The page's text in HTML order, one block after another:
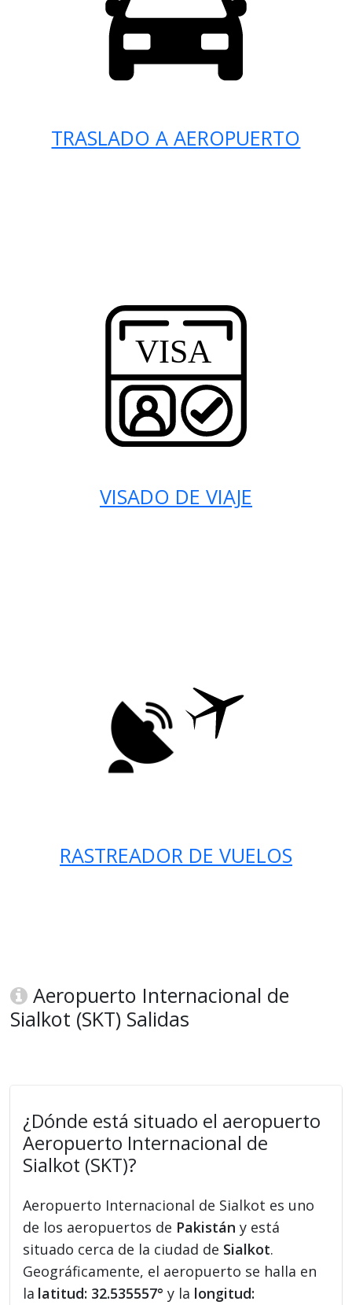
TRASLADO A AEROPUERTO
VISADO DE VIAJE
RASTREADOR DE VUELOS
Aeropuerto Internacional de
Sialkot (SKT) Salidas
¿Dónde está situado el aeropuerto
Aeropuerto Internacional de
Sialkot (SKT)?
Aeropuerto Internacional de Sialkot es uno
de los aeropuertos de Pakistán y está
situado cerca de la ciudad de Sialkot.
Geográficamente, el aeropuerto se halla en
la latitud: 32.535557° y la longitud: